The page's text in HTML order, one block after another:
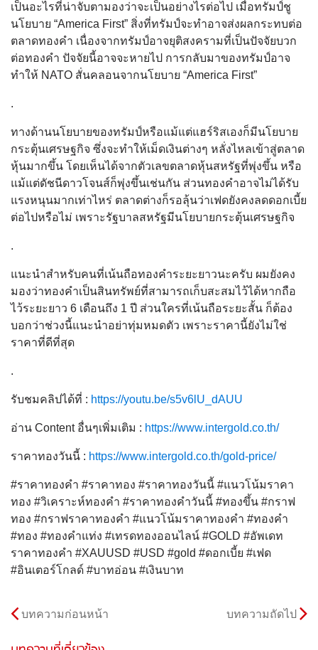
เป็นอะไรที่น่าจับตามองว่าจะเป็นอย่างไรต่อไป เมื่อทรัมป์ชู
นโยบาย “America First” สิ่งที่ทรัมป์จะทำอาจส่งผลกระทบต่อ
ตลาดทองคำ เนื่องจากทรัมป์อาจยุติสงครามที่เป็นปัจจัยบวก
ต่อทองคำ ปัจจัยนี้อาจจะหายไป การกลับมาของทรัมป์อาจ
ทำให้ NATO สั่นคลอนจากนโยบาย “America First”
.
ทางด้านนโยบายของทรัมป์หรือแม้แต่แฮร์ริสเองก็มีนโยบาย
กระตุ้นเศรษฐกิจ ซึ่งจะทำให้เม็ดเงินต่างๆ หลั่งไหลเข้าสู่ตลาด
หุ้นมากขึ้น โดยเห็นได้จากตัวเลขตลาดหุ้นสหรัฐที่พุ่งขึ้น หรือ
แม้แต่ดัชนีดาวโจนส์ก็พุ่งขึ้นเช่นกัน ส่วนทองคำอาจไม่ได้รับ
แรงหนุนมากเท่าไหร่ ตลาดต่างก็รอลุ้นว่าเฟดยังคงลดดอกเบี้ย
ต่อไปหรือไม่ เพราะรัฐบาลสหรัฐมีนโยบายกระตุ้นเศรษฐกิจ
.
แนะนำสำหรับคนที่เน้นถือทองคำระยะยาวนะครับ ผมยังคง
มองว่าทองคำเป็นสินทรัพย์ที่สามารถเก็บสะสมไว้ได้หากถือ
ไว้ระยะยาว 6 เดือนถึง 1 ปี ส่วนใครที่เน้นถือระยะสั้น ก็ต้อง
บอกว่าช่วงนี้แนะนำอย่าทุ่มหมดตัว เพราะราคานี้ยังไม่ใช่
ราคาที่ดีที่สุด
.
รับชมคลิปได้ที่ : https://youtu.be/s5v6lU_dAUU
อ่าน Content อื่นๆเพิ่มเติม : https://www.intergold.co.th/
ราคาทองวันนี้ : https://www.intergold.co.th/gold-price/
#ราคาทองคำ #ราคาทอง #ราคาทองวันนี้ #แนวโน้มราคา
ทอง #วิเคราะห์ทองคำ #ราคาทองคำวันนี้ #ทองขึ้น #กราฟ
ทอง #กราฟราคาทองคำ #แนวโน้มราคาทองคำ #ทองคำ
#ทอง #ทองคำแท่ง #เทรดทองออนไลน์ #GOLD #อัพเดท
ราคาทองคำ #XAUUSD #USD #gold #ดอกเบี้ย #เฟด
#อินเตอร์โกลด์ #บาทอ่อน #เงินบาท
บทความก่อนหน้า บทความถัดไป